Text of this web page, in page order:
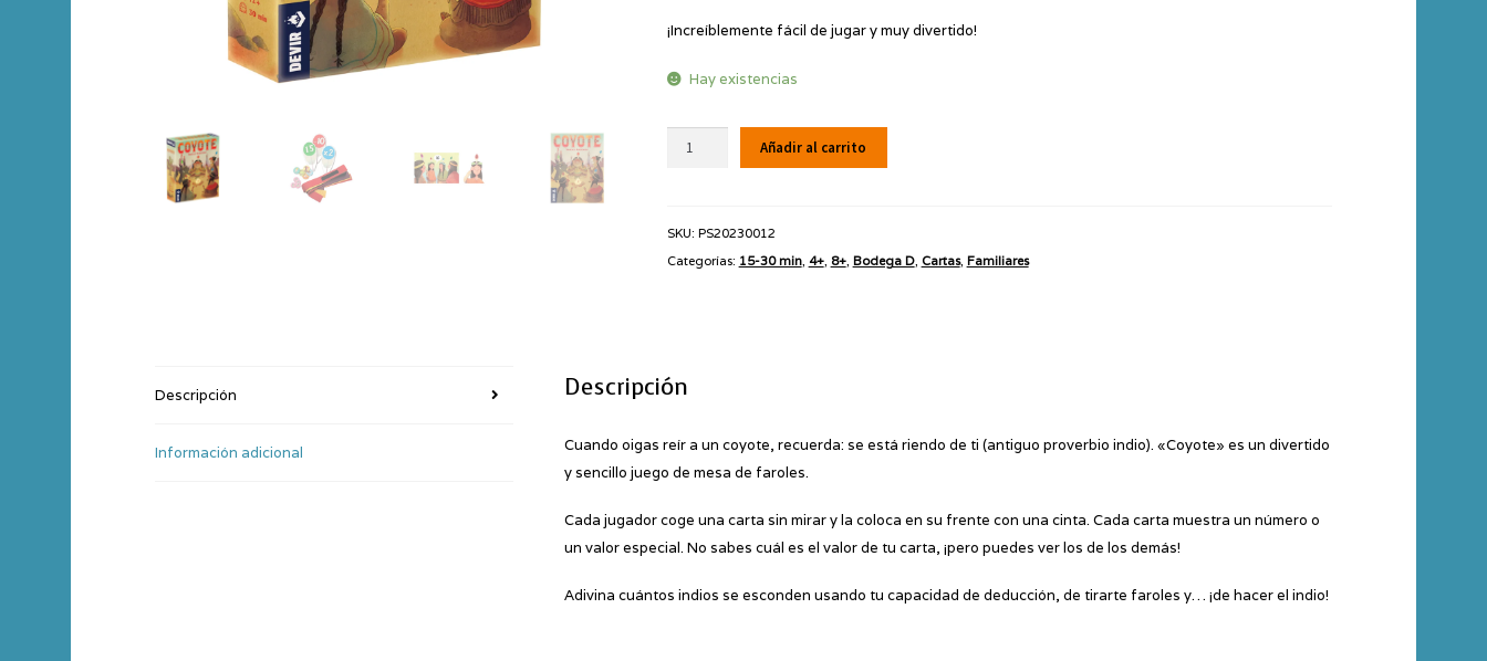
¡Increíblemente fácil de jugar y muy divertido!
Hay existencias
COYOTE
Añadir al carrito
SKU: PS20230012
Categorías: 15-30 min, 4+, 8+, Bodega D, Cartas, Familiares
Descripción
Información adicional
Descripción
Cuando oigas reír a un coyote, recuerda: se está riendo de ti (antiguo proverbio indio). «Coyote» es un divertido
y sencillo juego de mesa de faroles.
Cada jugador coge una carta sin mirar y la coloca en su frente con una cinta. Cada carta muestra un número o
un valor especial. No sabes cuál es el valor de tu carta, ¡pero puedes ver los de los demás!
Adivina cuántos indios se esconden usando tu capacidad de deducción, de tirarte faroles y… ¡de hacer el indio!